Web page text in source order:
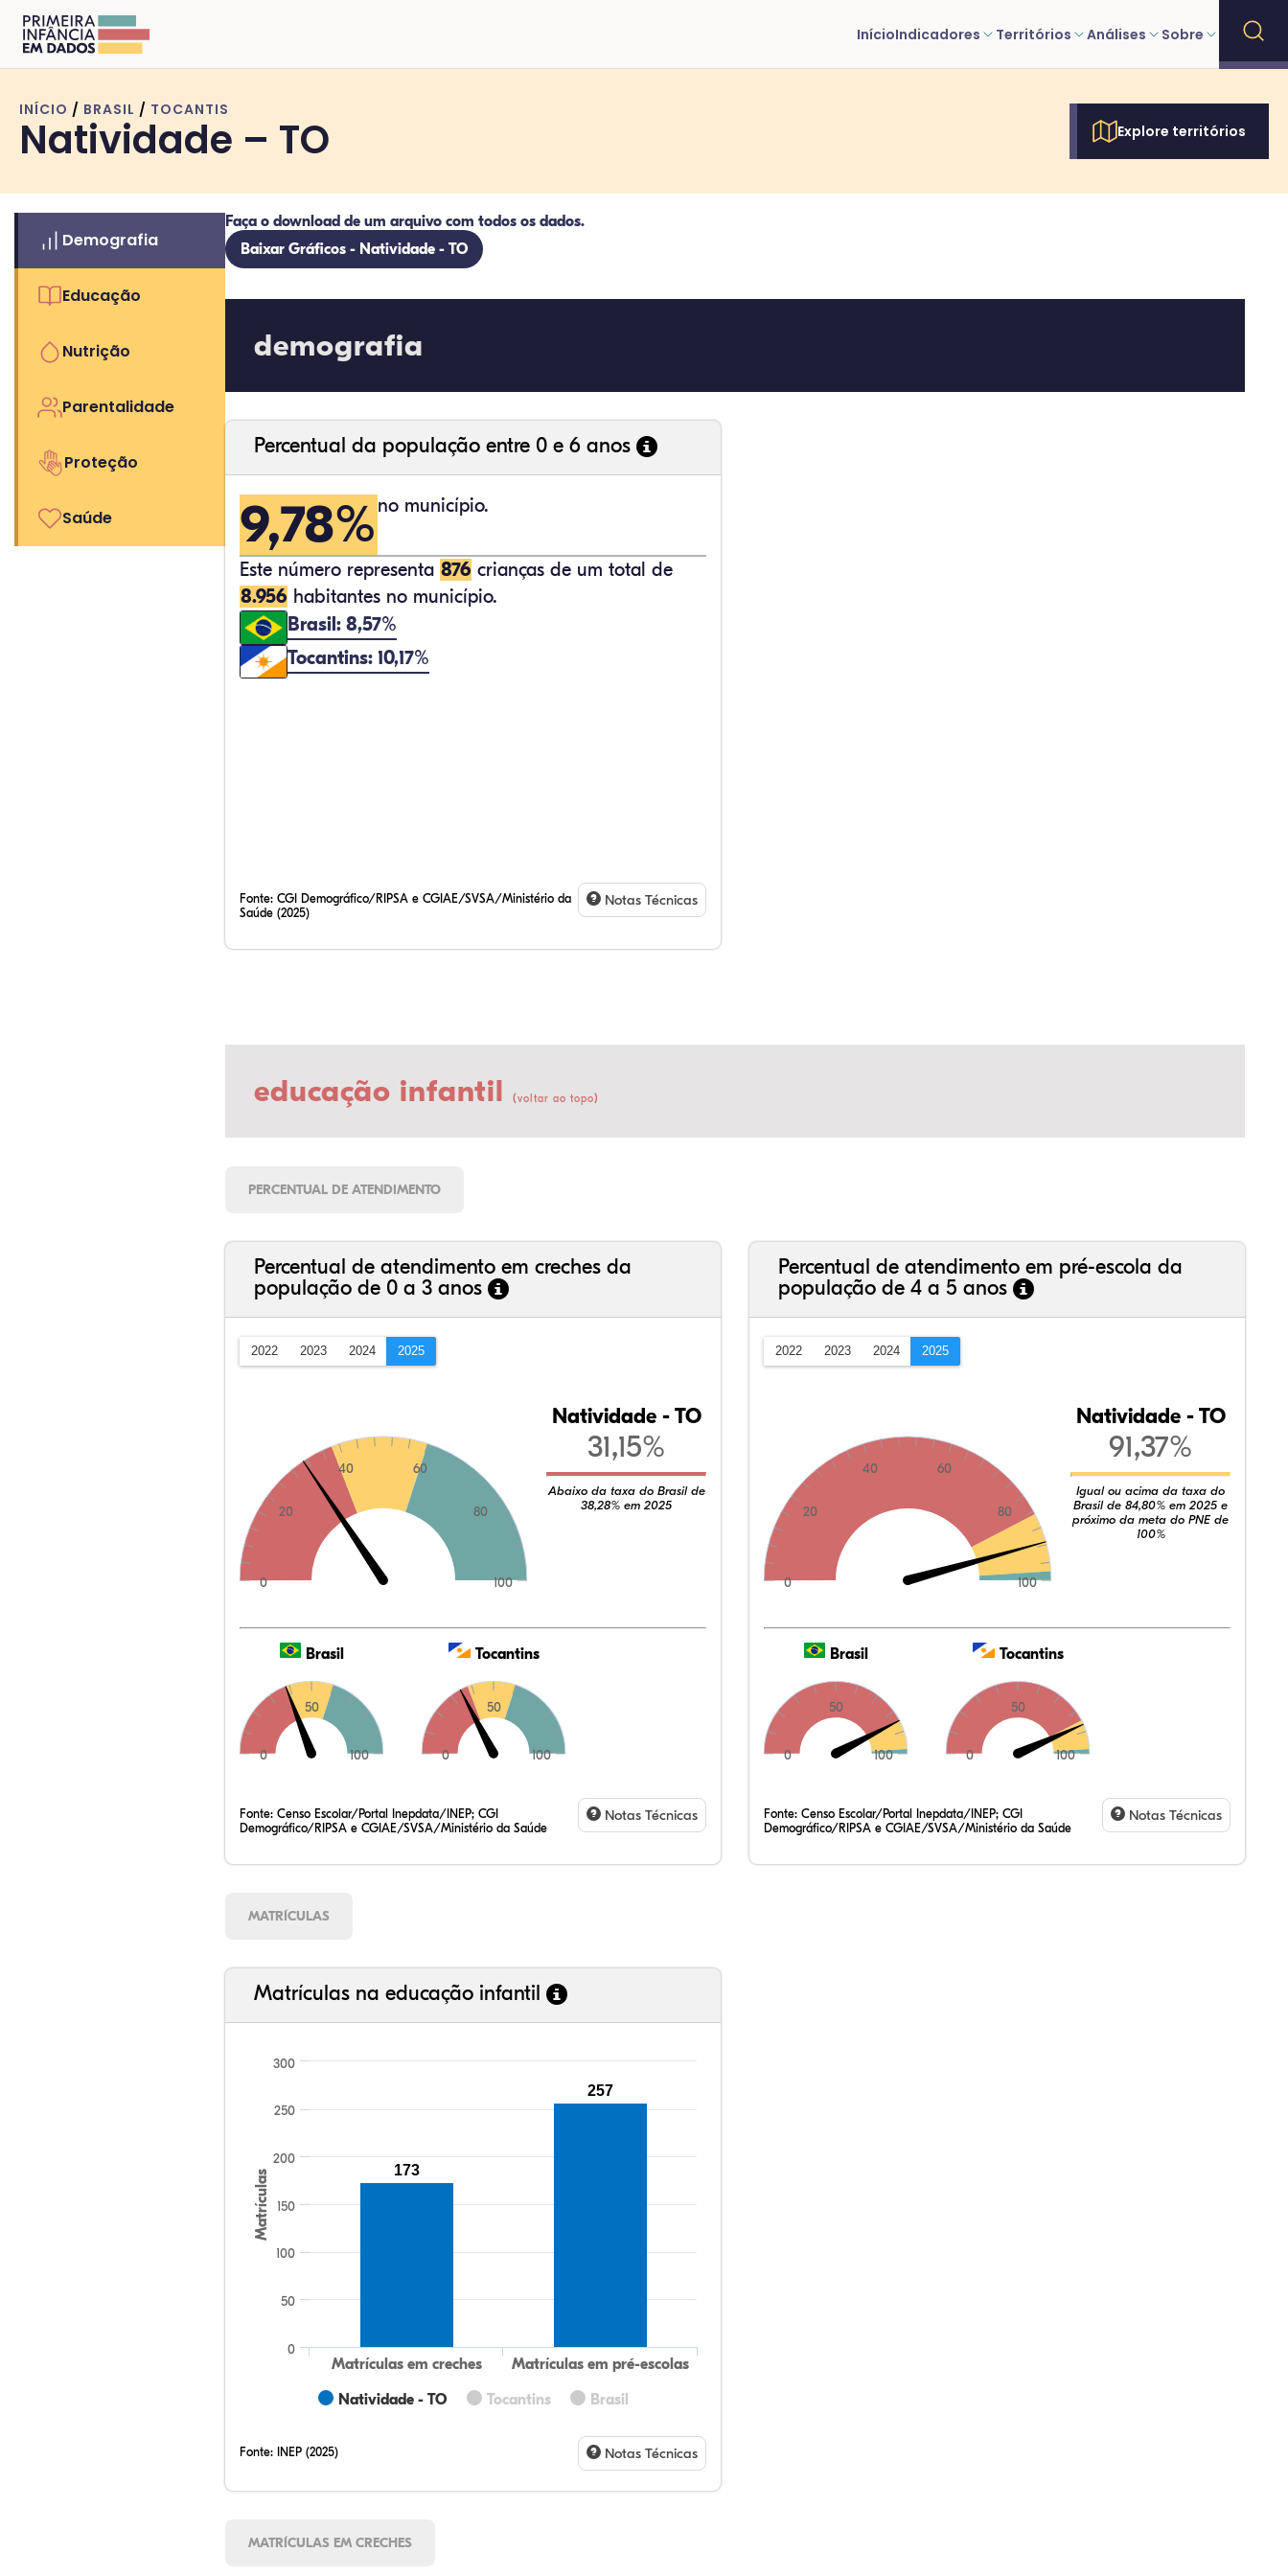
InícioIndicadores Territórios Análises Sobre
INÍCIO / BRASIL / TOCANTIS
Natividade – TO Explore territórios
Demografia
Educação
Nutrição
Parentalidade
Proteção
Saúde
Faça o download de um arquivo com todos os dados.
Baixar Gráficos - Natividade - TO
demografia
Percentual da população entre 0 e 6 anos
9,78% no município.
Este número representa 876 crianças de um total de
8.956 habitantes no município.
Brasil: 8,57%
Tocantins: 10,17%
Fonte: CGI Demográfico/RIPSA e CGIAE/SVSA/Ministério da
Saúde (2025)
Notas Técnicas
educação infantil (voltar ao topo)
PERCENTUAL DE ATENDIMENTO
Percentual de atendimento em creches da
população de 0 a 3 anos
2022 2023 2024 2025
0
20
40 60
80
100
Natividade - TO
31,15%
Abaixo da taxa do Brasil de
38,28% em 2025
Brasil
0
50
100
Tocantins
0
50
100
Fonte: Censo Escolar/Portal Inepdata/INEP; CGI
Demográfico/RIPSA e CGIAE/SVSA/Ministério da Saúde
Notas Técnicas
Percentual de atendimento em pré-escola da
população de 4 a 5 anos
2022 2023 2024 2025
0
20
40 60
80
100
Natividade - TO
91,37%
Igual ou acima da taxa do
Brasil de 84,80% em 2025 e
próximo da meta do PNE de
100%
Brasil
0
50
100
Tocantins
0
50
100
Fonte: Censo Escolar/Portal Inepdata/INEP; CGI
Demográfico/RIPSA e CGIAE/SVSA/Ministério da Saúde
Notas Técnicas
MATRÍCULAS
Matrículas na educação infantil
Matrículas
Natividade - TO Tocantins Brasil
Matrículas em creches Matrículas em pré-escolas
0
50
100
150
200
250
300
173
257
Fonte: INEP (2025) Notas Técnicas
MATRÍCULAS EM CRECHES
13,72%
9,71%
1,22%
73,63%
1,29%
0,43%
35,47%
7,72%
0,47%
54,20%
0,83%
1,31%